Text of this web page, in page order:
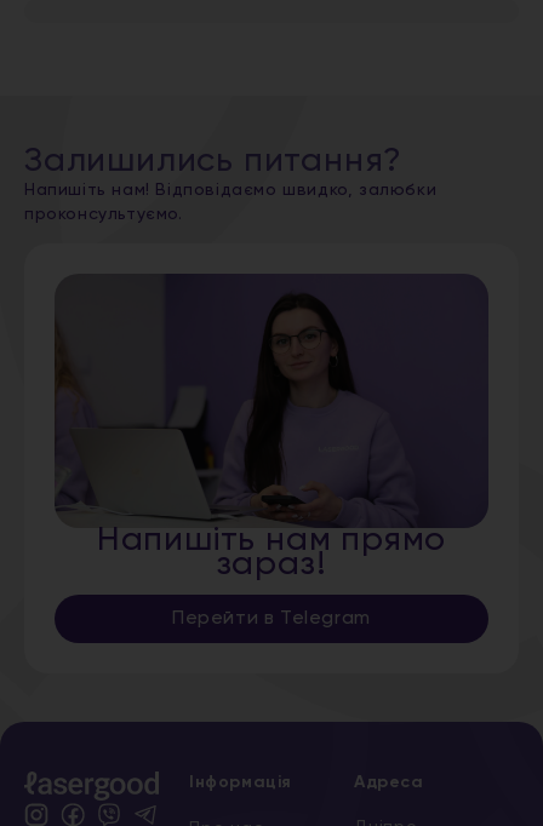
Залишились питання?
Напишіть нам! Відповідаємо швидко, залюбки
проконсультуємо.
Напишіть нам прямо
зараз!
Перейти в Telegram
Інформація Адреса